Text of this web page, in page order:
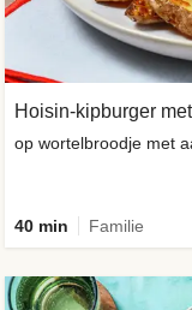
Hoisin-kipburger
op wortelbroodje met
40 min Familie